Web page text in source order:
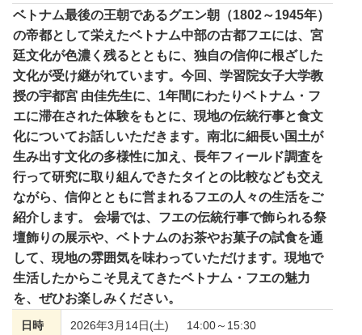
ベトナム最後の王朝であるグエン朝（1802～1945年）
の帝都として栄えたベトナム中部の古都フエには、宮
廷文化が色濃く残るとともに、独自の信仰に根ざした
文化が受け継がれています。今回、学習院女子大学教
授の宇都宮 由佳先生に、1年間にわたりベトナム・フ
エに滞在された体験をもとに、現地の伝統行事と食文
化についてお話しいただきます。南北に細長い国土が
生み出す文化の多様性に加え、長年フィールド調査を
行って研究に取り組んできたタイとの比較なども交え
ながら、信仰とともに営まれるフエの人々の生活をご
紹介します。 会場では、フエの伝統行事で飾られる祭
壇飾りの展示や、ベトナムのお茶やお菓子の試食を通
して、現地の雰囲気を味わっていただけます。現地で
生活したからこそ見えてきたベトナム・フエの魅力
を、ぜひお楽しみください。
日時 2026年3月14日(土) 14:00～15:30